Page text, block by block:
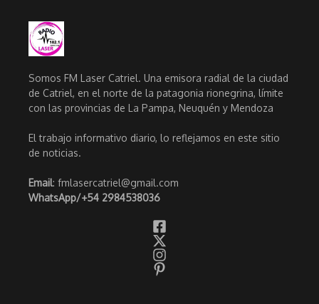
Somos FM Laser Catriel. Una emisora radial de la ciudad
de Catriel, en el norte de la patagonia rionegrina, límite
con las provincias de La Pampa, Neuquén y Mendoza
El trabajo informativo diario, lo reflejamos en este sitio
de noticias.
Email: fmlasercatriel@gmail.com
WhatsApp/+54 2984538036